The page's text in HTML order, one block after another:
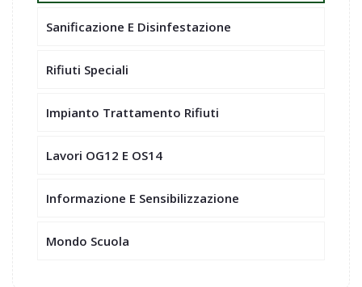
Sanificazione E Disinfestazione
Rifiuti Speciali
Impianto Trattamento Rifiuti
Lavori OG12 E OS14
Informazione E Sensibilizzazione
Mondo Scuola